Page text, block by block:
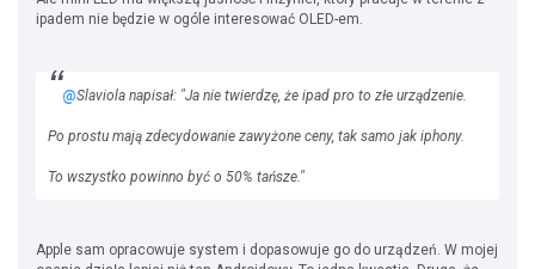
ipadem nie będzie w ogóle interesować OLED-em.
@Slaviola napisał: "Ja nie twierdzę, że ipad pro to złe urządzenie.
Po prostu mają zdecydowanie zawyżone ceny, tak samo jak iphony.
To wszystko powinno być o 50% tańsze."
Apple sam opracowuje system i dopasowuje go do urządzeń. W mojej